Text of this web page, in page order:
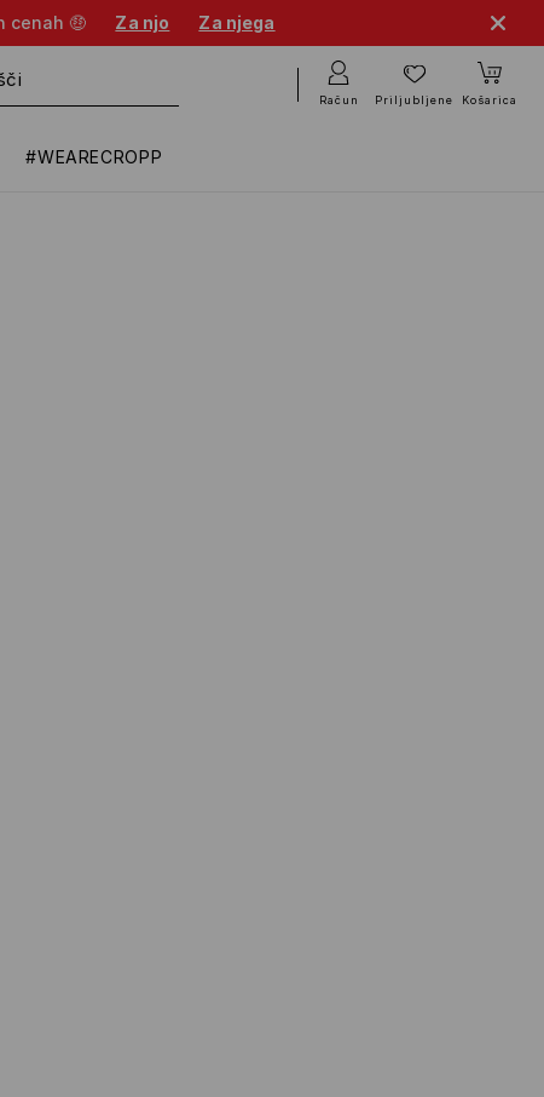
cenah 🤑 Za njo Za njega
#WEARECROPP
Račun Priljubljene Košarica